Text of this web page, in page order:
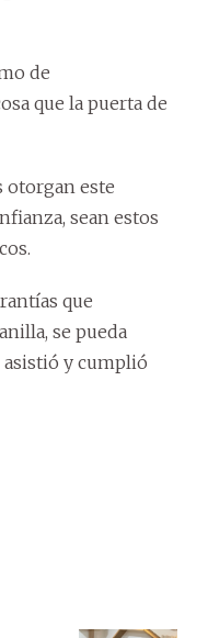
de
que la puerta de
otorgan este
sean estos
que
se pueda
y cumplió